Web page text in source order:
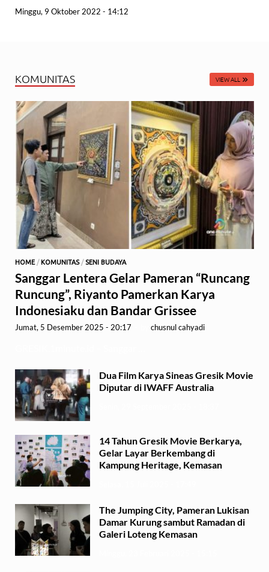
Minggu, 9 Oktober 2022 - 14:12
KOMUNITAS VIEW ALL
HOME / KOMUNITAS/ SENI BUDAYA
Sanggar Lentera Gelar Pameran “Runcang
Runcung”, Riyanto Pamerkan Karya
Indonesiaku dan Bandar Grissee
Jumat, 5 Desember 2025 - 20:17 chusnul cahyadi
Dua Film Karya Sineas Gresik Movie
Diputar di IWAFF Australia
14 Tahun Gresik Movie Berkarya,
Gelar Layar Berkembang di
Kampung Heritage, Kemasan
The Jumping City, Pameran Lukisan
Damar Kurung sambut Ramadan di
Galeri Loteng Kemasan